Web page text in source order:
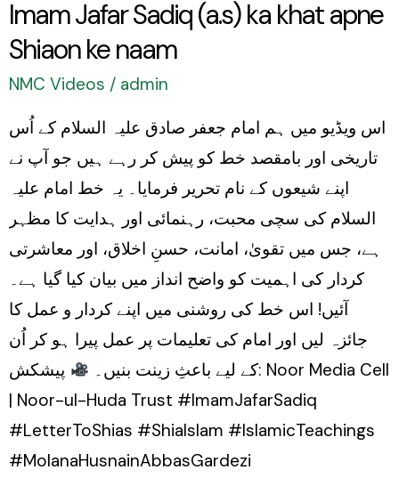
Imam Jafar Sadiq (a.s) ka khat apne
Shiaon ke naam
NMC Videos / admin
اس ویڈیو میں ہم امام جعفر صادق علیہ السلام کے اُس
تاریخی اور بامقصد خط کو پیش کر رہے ہیں جو آپ نے
اپنے شیعوں کے نام تحریر فرمایا۔ یہ خط امام علیہ
السلام کی سچی محبت، رہنمائی اور ہدایت کا مظہر
ہے، جس میں تقویٰ، امانت، حسنِ اخلاق، اور معاشرتی
کردار کی اہمیت کو واضح انداز میں بیان کیا گیا ہے۔
آئیں! اس خط کی روشنی میں اپنے کردار و عمل کا
جائزہ لیں اور امام کی تعلیمات پر عمل پیرا ہو کر اُن
کے لیے باعثِ زینت بنیں۔
پیشکش: Noor Media Cell
| Noor-ul-Huda Trust #ImamJafarSadiq
#LetterToShias #ShiaIslam #IslamicTeachings
#MolanaHusnainAbbasGardezi
ke
naam